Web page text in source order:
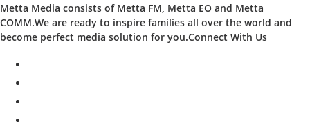
Metta Media consists of Metta FM, Metta EO and Metta
COMM.We are ready to inspire families all over the world and
become perfect media solution for you.Connect With Us